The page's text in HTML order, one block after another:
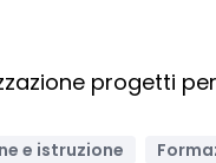
progetti
e istruzione